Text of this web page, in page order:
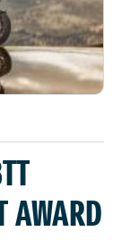
AWARD